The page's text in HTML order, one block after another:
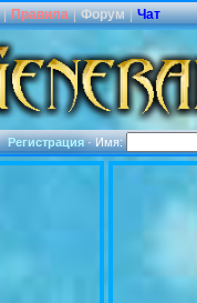
| Правила | Форум | Чат
Регистрация·Имя: